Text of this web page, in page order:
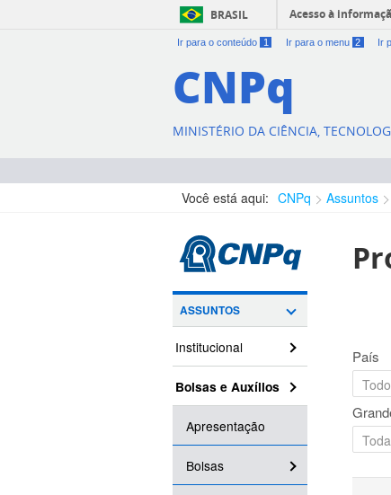
BRASIL Acesso à
Ir para o conteúdo 1 Ir para o menu 2 Ir
CNPq
MINISTÉRIO DA CIÊNCIA,
Você está aqui: CNPq Assuntos
ASSUNTOS
Institucional
Bolsas e Auxílios
Apresentação
Bolsas
País